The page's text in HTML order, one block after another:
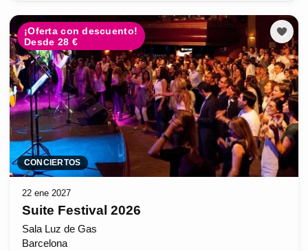
¡Oferta con descuento!
Desde 28 €
CONCIERTOS
22 ene 2027
Suite Festival 2026
Sala Luz de Gas
Barcelona